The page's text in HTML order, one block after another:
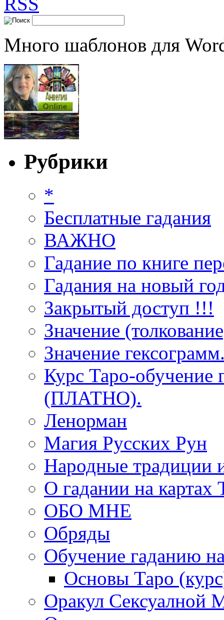
Много шаблонов для
Рубрики
*
Бесплатные гадания
ВАЖНО
Гадание по книге
Гадания на новый
Закрытый доступ !!!
Значение
Значение
Курс Таро-обучение
(ПЛАТНО).
Ленорман
Магия Русских Рун
Народные традиции
О гадании на картах
ОБО МНЕ
Обряды
Обучение гаданию
Основы Таро
Оракул Сексуалной